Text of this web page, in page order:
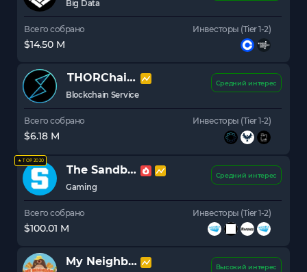
Big Data
Всего собрано
$14.50 M
Инвесторы (Tier 1-2)
THORChain
RUNE
Blockchain Service
Средний интерес
Всего собрано
$6.18 M
Инвесторы (Tier 1-2)
★ TOP 2020
The SandboxSAND
Gaming
Средний интерес
Всего собрано
$100.01 M
Инвесторы (Tier 1-2)
My Neighbor Alice Высокий интерес